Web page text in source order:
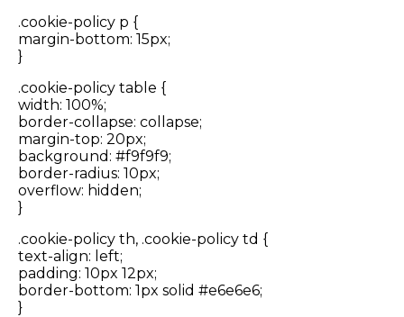
.cookie-policy p {
margin-bottom: 15px;
}
.cookie-policy table {
width: 100%;
border-collapse: collapse;
margin-top: 20px;
background: #f9f9f9;
border-radius: 10px;
overflow: hidden;
}
.cookie-policy th, .cookie-policy td {
text-align: left;
padding: 10px 12px;
border-bottom: 1px solid #e6e6e6;
}